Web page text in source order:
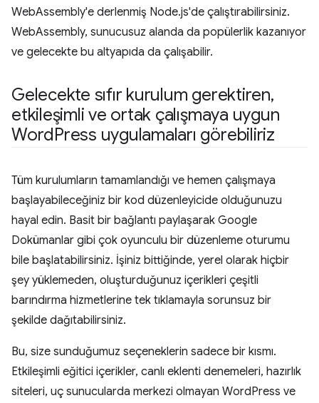
WebAssembly'e derlenmiş Node.js'de çalıştırabilirsiniz.
WebAssembly, sunucusuz alanda da popülerlik kazanıyor
ve gelecekte bu altyapıda da çalışabilir.
Gelecekte sıfır kurulum gerektiren,
etkileşimli ve ortak çalışmaya uygun
WordPress uygulamaları görebiliriz
Tüm kurulumların tamamlandığı ve hemen çalışmaya
başlayabileceğiniz bir kod düzenleyicide olduğunuzu
hayal edin. Basit bir bağlantı paylaşarak Google
Dokümanlar gibi çok oyunculu bir düzenleme oturumu
bile başlatabilirsiniz. İşiniz bittiğinde, yerel olarak hiçbir
şey yüklemeden, oluşturduğunuz içerikleri çeşitli
barındırma hizmetlerine tek tıklamayla sorunsuz bir
şekilde dağıtabilirsiniz.
Bu, size sunduğumuz seçeneklerin sadece bir kısmı.
Etkileşimli eğitici içerikler, canlı eklenti denemeleri, hazırlık
siteleri, uç sunucularda merkezi olmayan WordPress ve